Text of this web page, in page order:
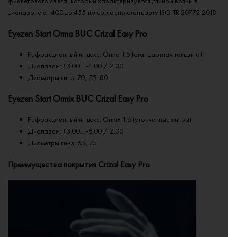
диапазоне от 400 до 455 нм согласно стандарту ISO TR 20772:2018.
Eyezen Start Orma BUC Crizal Easy Pro
Рефракционный индекс: Orma 1.5 (стандартная толщина)
Диапазон: +3.00…-4.00 / 2.00
Диаметры линз: 70, 75, 80
Eyezen Start Ormix BUC Crizal Easy Pro
Рефракционный индекс: Ormix 1.6 (утонченные линзы)
Диапазон: +3.00…-6.00 / 2.00
Диаметры линз: 65, 75
Преимущества покрытия Crizal Easy Pro